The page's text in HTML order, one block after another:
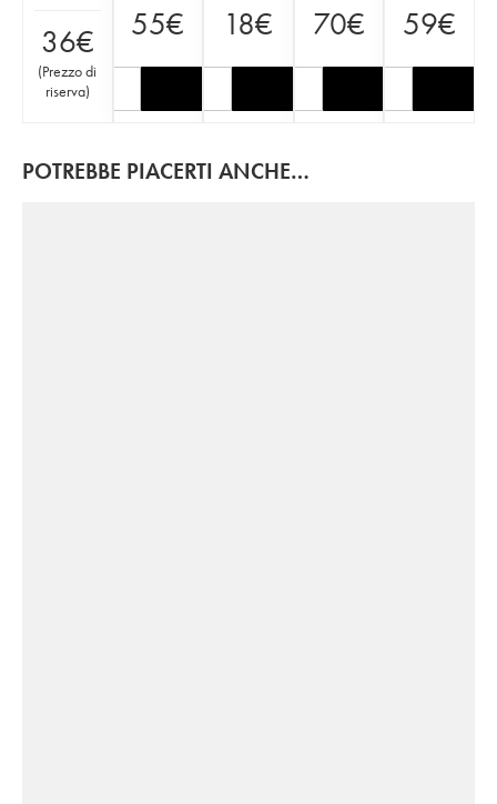
36€
(Prezzo di
riserva)
55€ 18€ 70€ 59€
POTREBBE PIACERTI ANCHE…